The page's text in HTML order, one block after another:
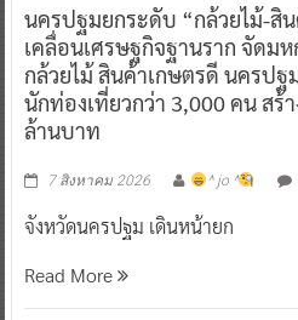
นครปฐมยกระดับ “กล้วยไม้-สิ
เคลื่อนเศรษฐกิจฐานราก จัดม
กล้วยไม้ สินค้าเกษตรดี นครปฐ
นักท่องเที่ยวกว่า 3,000 คน สร้
ล้านบาท
7 สิงหาคม 2026 ^ jo ^
จังหวัดนครปฐม เดินหน้ายก
Read More